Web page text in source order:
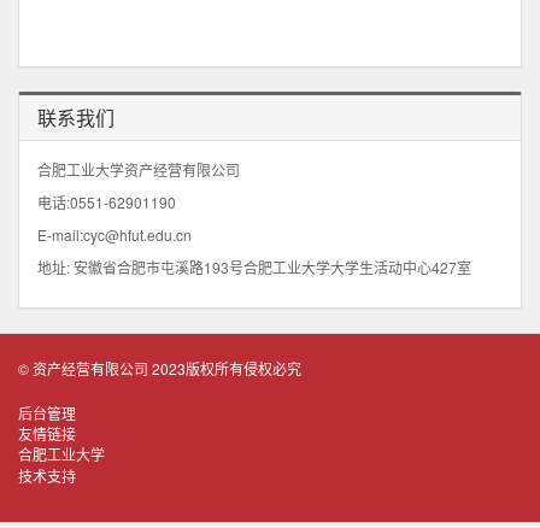
联系我们
合肥工业大学资产经营有限公司
电话:0551-62901190
E-mail:cyc@hfut.edu.cn
地址: 安徽省合肥市屯溪路193号合肥工业大学大学生活动中心427室
© 资产经营有限公司 2023版权所有侵权必究
后台管理
友情链接
合肥工业大学
技术支持